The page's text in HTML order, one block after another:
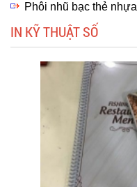
Phôi nhũ bạc thẻ nhựa
IN KỸ THUẬT SỐ